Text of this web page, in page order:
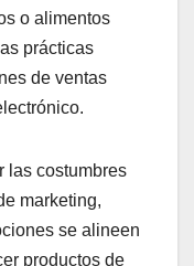
o alimentos
prácticas
de ventas
las costumbres
marketing,
se alineen
productos de